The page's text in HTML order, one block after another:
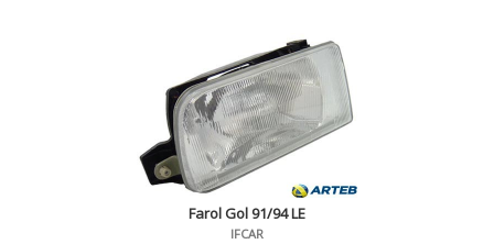
Farol Gol 91/94 LE
IFCAR